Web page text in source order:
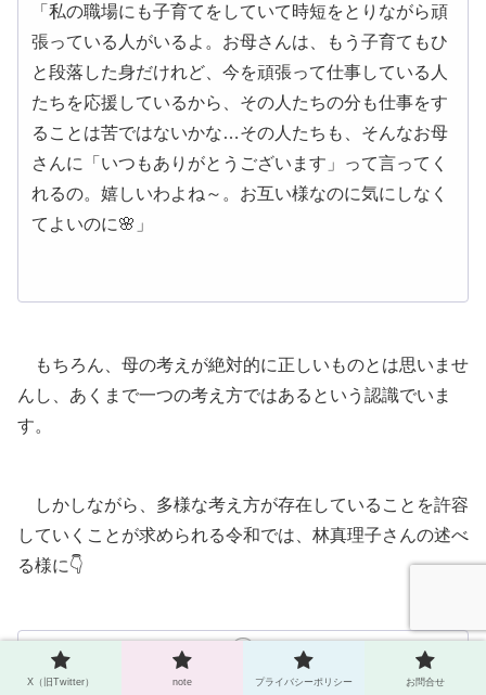
「私の職場にも子育てをしていて時短をとりながら頑
張っている人がいるよ。お母さんは、もう子育てもひ
と段落した身だけれど、今を頑張って仕事している人
たちを応援しているから、その人たちの分も仕事をす
ることは苦ではないかな…その人たちも、そんなお母
さんに「いつもありがとうございます」って言ってく
れるの。嬉しいわよね～。お互い様なのに気にしなく
てよいのに🌸」
もちろん、母の考えが絶対的に正しいものとは思いませ
んし、あくまで一つの考え方ではあるという認識でいま
す。
しかしながら、多様な考え方が存在していることを許容
していくことが求められる令和では、林真理子さんの述べ
る様に👇
「ダイバーシティというと、子どもを産んで育てる側
X（旧Twitter） note プライバシーポリシー お問合せ